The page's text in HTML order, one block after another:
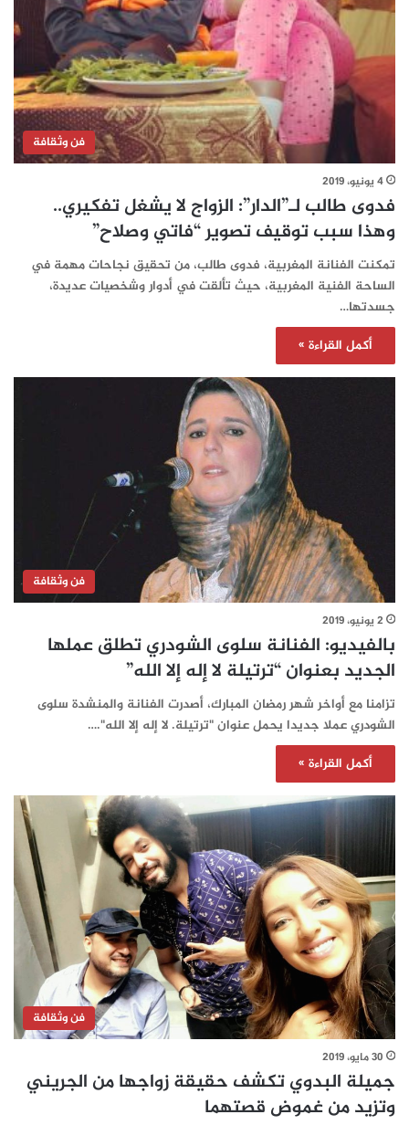
فن وثقافة
4 يونيو، 2019
فدوى طالب لـ”الدار”: الزواج لا يشغل تفكيري..
وهذا سبب توقيف تصوير “فاتي وصلاح”
تمكنت الفنانة المغربية، فدوى طالب، من تحقيق نجاحات مهمة في
الساحة الفنية المغربية، حيث تألقت في أدوار وشخصيات عديدة،
جسدتها…
أكمل القراءة »
فن وثقافة
2 يونيو، 2019
بالفيديو: الفنانة سلوى الشودري تطلق عملها
الجديد بعنوان “ترتيلة لا إله إلا الله”
تزامنا مع أواخر شهر رمضان المبارك، أصدرت الفنانة والمنشدة سلوى
الشودري عملا جديدا يحمل عنوان "ترتيلة. لا إله إلا الله".…
أكمل القراءة »
فن وثقافة
30 مايو، 2019
جميلة البدوي تكشف حقيقة زواجها من الجريني
وتزيد من غموض قصتهما